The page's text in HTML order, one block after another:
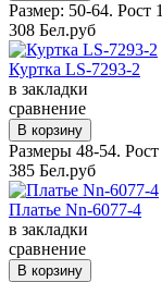
Размер: 50-64. Рост
308 Бел.руб
Куртка LS-7293-2
в закладки
сравнение
Размеры 48-54.
385 Бел.руб
Платье Nn-6077-4
в закладки
сравнение